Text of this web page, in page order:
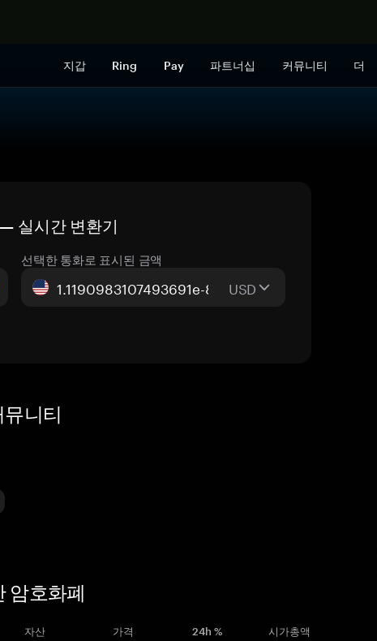
지갑 Ring Pay 파트너십 커뮤니티 더
실시간 변환기
선택한 통화로 표시된 금액
USD
니티
암호화폐
자산 가격 24h % 시가총액